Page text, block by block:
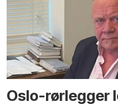
Oslo-rørlegger